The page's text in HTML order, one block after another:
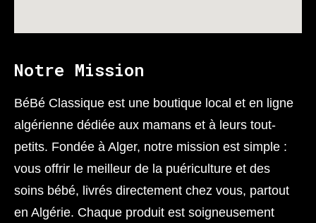
Notre Mission
BéBé Classique est une boutique local et en ligne
algérienne dédiée aux mamans et à leurs tout-
petits. Fondée à Alger, notre mission est simple :
vous offrir le meilleur de la puériculture et des
soins bébé, livrés directement chez vous, partout
en Algérie. Chaque produit est soigneusement